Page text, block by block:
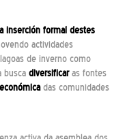
inserción formal destes
actividades
de inverno como
busca diversificaras fontes
das comunidades